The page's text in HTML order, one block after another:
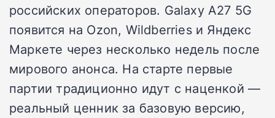
российских операторов. Galaxy A27 5G
появится на Ozon, Wildberries и Яндекс
Маркете через несколько недель после
мирового анонса. На старте первые
партии традиционно идут с наценкой —
реальный ценник за базовую версию,